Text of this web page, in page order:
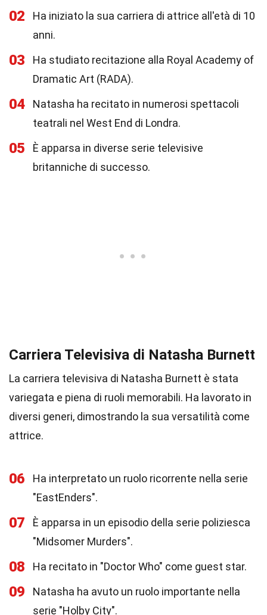
02
Ha iniziato la sua carriera di attrice all'età di 10
anni.
03
Ha studiato recitazione alla Royal Academy of
Dramatic Art (RADA).
04
Natasha ha recitato in numerosi spettacoli
teatrali nel West End di Londra.
05
È apparsa in diverse serie televisive
britanniche di successo.
Carriera Televisiva di Natasha Burnett
La carriera televisiva di Natasha Burnett è stata
variegata e piena di ruoli memorabili. Ha lavorato in
diversi generi, dimostrando la sua versatilità come
attrice.
06
Ha interpretato un ruolo ricorrente nella serie
"EastEnders".
07
È apparsa in un episodio della serie poliziesca
"Midsomer Murders".
08 Ha recitato in "Doctor Who" come guest star.
09
Natasha ha avuto un ruolo importante nella
serie "Holby City".